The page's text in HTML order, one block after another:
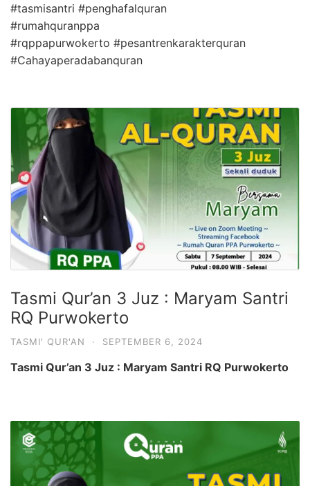
#tasmisantri #penghafalquran
#rumahquranppa
#rqppapurwokerto #pesantrenkarakterquran
#Cahayaperadabanquran
Tasmi Qur’an 3 Juz : Maryam Santri
RQ Purwokerto
TASMI' QUR'AN · SEPTEMBER 6, 2024
Tasmi Qur’an 3 Juz : Maryam Santri RQ Purwokerto